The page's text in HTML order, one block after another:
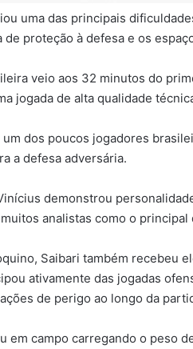
uma das principais
de proteção à defesa e os
veio aos 32 minutos do
jogada de alta qualidade
um dos poucos jogadores
a defesa adversária.
demonstrou
analistas como o
Saibari também recebeu
ativamente das jogadas
de perigo ao longo da
em campo carregando o peso